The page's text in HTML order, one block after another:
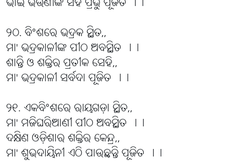
ଭାଇ ଭଉଣୀଙ୍କ ସହ ପ୍ରଭୁ ପୂଜିତ ।।
୨୦. ବିଂଶରେ ଭଦ୍ରକ ସ୍ଥିତ,,
ମା' ଭଦ୍ରକାଳୀଙ୍କ ପୀଠ ଅବସ୍ଥିତ ।।
ଶାନ୍ତି ଓ ଶକ୍ତିର ପ୍ରତୀକ ସେହି,,
ମା' ଭଦ୍ରକାଳୀ ସର୍ବଦା ପୂଜିତ ।।
୨୧. ଏକବିଂଶରେ ରାୟଗଡ଼ା ସ୍ଥିତ,,
ମା' ମଜିଘରିଆଣୀ ପୀଠ ଅବସ୍ଥିତ ।।
ଦକ୍ଷିଣ ଓଡ଼ିଶାର ଶକ୍ତିର କେନ୍ଦ୍ର,,
ମା' ଶୁଭଦାୟିନୀ ଏଠି ପାଉଛନ୍ତି ପୂଜିତ ।।